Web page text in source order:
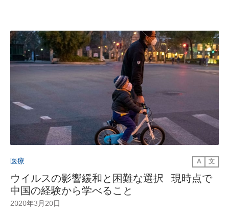
医療 A 文
ウイルスの影響緩和と困難な選択 現時点で
中国の経験から学べること
2020年3月20日